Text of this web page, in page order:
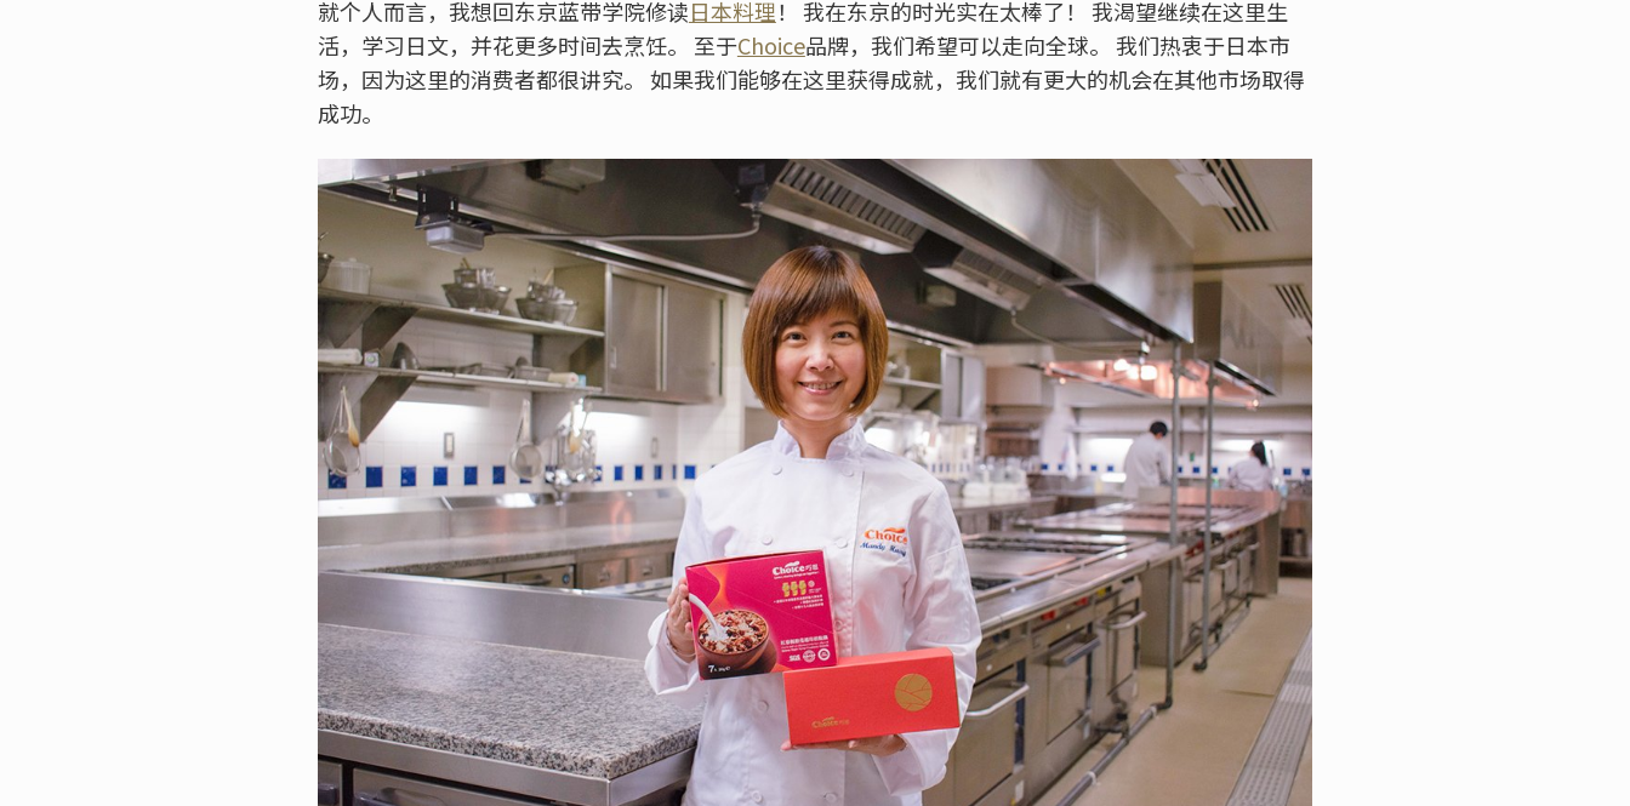
就个人而言，我想回东京蓝带学院修读日本料理！ 我在东京的时光实在太棒了！ 我渴望继续在这里生
活，学习日文，并花更多时间去烹饪。 至于Choice品牌，我们希望可以走向全球。 我们热衷于日本市
场，因为这里的消费者都很讲究。 如果我们能够在这里获得成就，我们就有更大的机会在其他市场取得
成功。